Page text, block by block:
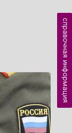
справочная информация